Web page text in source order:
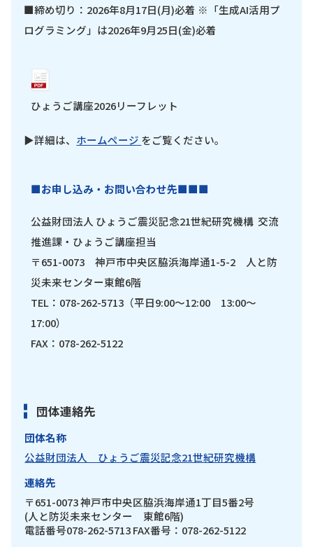
■締め切り：2026年8月17日(月)必着 ※「生成AI活用プ
ログラミング」は2026年9月25日(金)必着
ひょうご講座2026リーフレット
▶詳細は、 ホームページ をご覧ください。
■お申し込み・お問い合わせ先■■■
公益財団法人 ひょうご震災記念21世紀研究機構 交流
推進課・ひょうご講座担当
〒651-0073 神戸市中央区脇浜海岸通1-5-2 人と防
災未来センター東館6階
TEL：078-262-5713（平日9:00～12:00 13:00～
17:00）
FAX：078-262-5122
団体連絡先
団体名称
公益財団法人 ひょうご震災記念21世紀研究機構
連絡先
〒651-0073 神戸市中央区脇浜海岸通1丁目5番2号
(人と防災未来センター 東館6階)
電話番号078-262-5713 FAX番号：078-262-5122